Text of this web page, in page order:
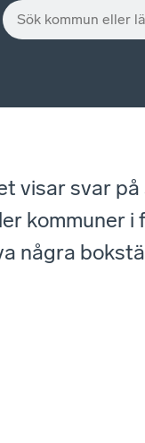
visar svar på
kommuner i
några